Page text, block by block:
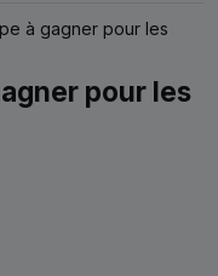
à gagner pour les
pour les